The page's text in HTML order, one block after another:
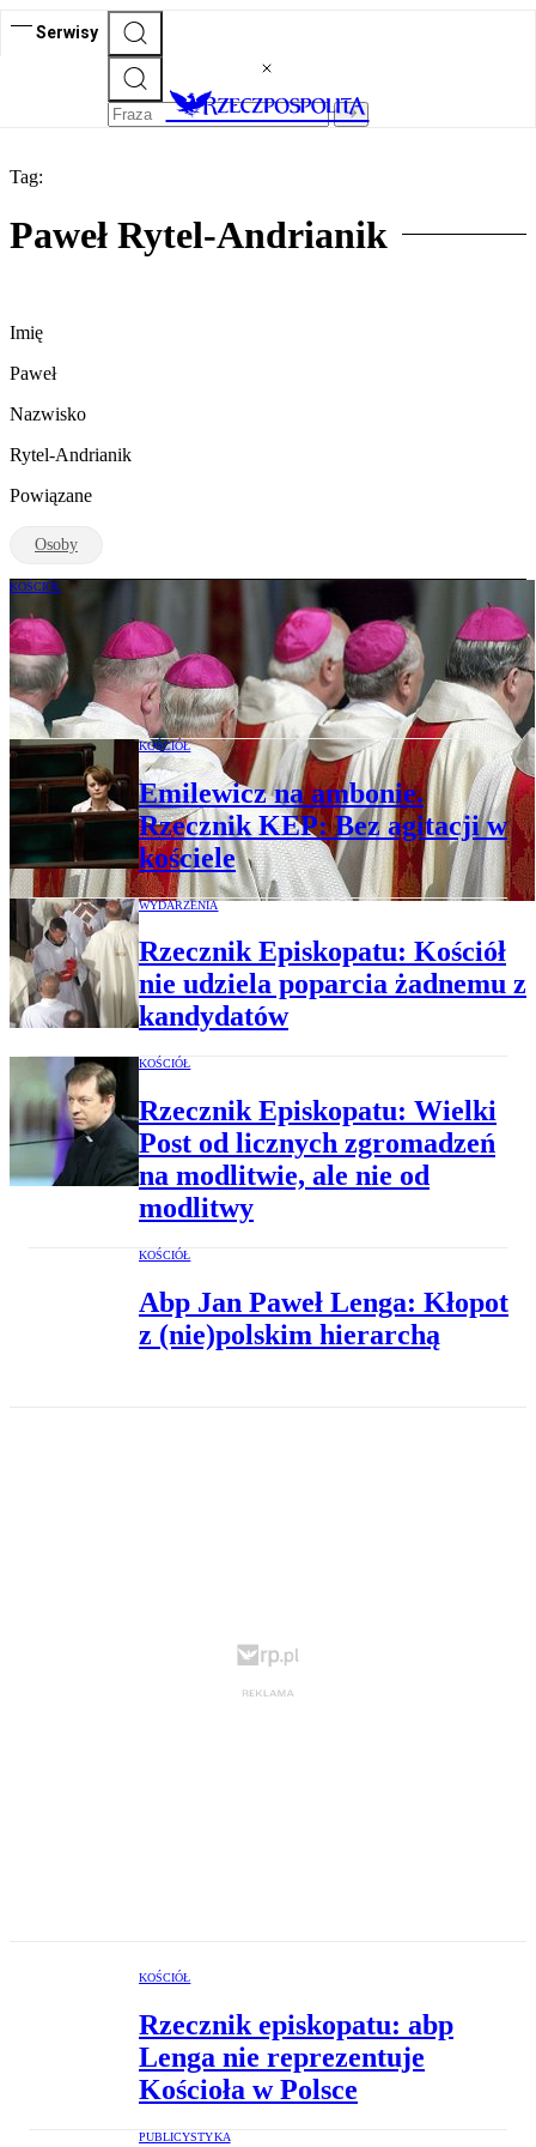
Serwisy
Tag:
Paweł Rytel-Andrianik
Imię
Paweł
Nazwisko
Rytel-Andrianik
Powiązane
Osoby
KOŚCIÓŁ
Pijany biskup w szpitalu? Rzecznik
Episkopatu: Oczekujemy na rzetelne
wyjaśnienie
KOŚCIÓŁ
Emilewicz na ambonie.
Rzecznik KEP: Bez agitacji w
kościele
WYDARZENIA
Rzecznik Episkopatu: Kościół
nie udziela poparcia żadnemu z
kandydatów
KOŚCIÓŁ
Rzecznik Episkopatu: Wielki
Post od licznych zgromadzeń
na modlitwie, ale nie od
modlitwy
KOŚCIÓŁ
Abp Jan Paweł Lenga: Kłopot
z (nie)polskim hierarchą
KOŚCIÓŁ
Rzecznik episkopatu: abp
Lenga nie reprezentuje
Kościoła w Polsce
PUBLICYSTYKA